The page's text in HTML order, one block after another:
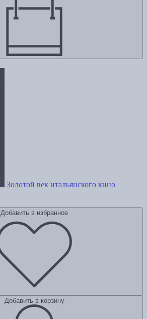
Золотой век итальянского кино
Добавить в избранное
Добавить в корзину